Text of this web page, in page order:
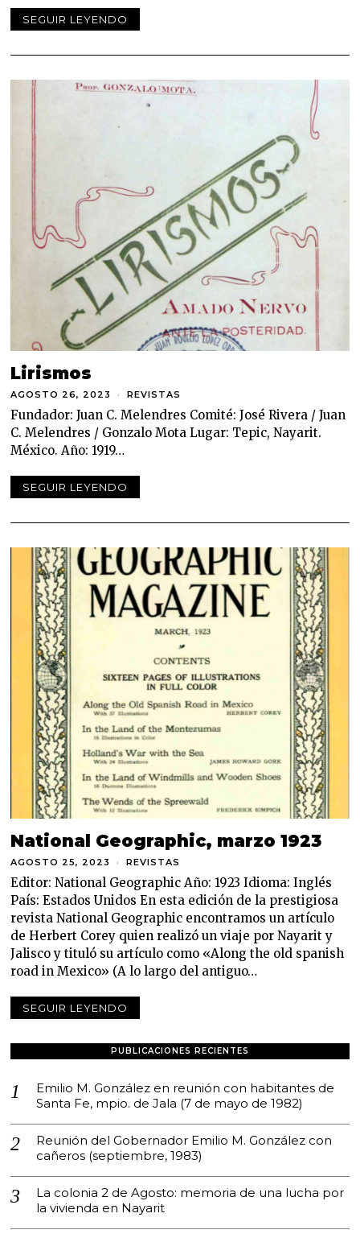
SEGUIR LEYENDO
Lirismos
AGOSTO 26, 2023
A
O
S
O
6
,
2
REVISTAS
Fundador: Juan C. Melendres Comité: José Rivera / Juan
C. Melendres / Gonzalo Mota Lugar: Tepic, Nayarit.
México. Año: 1919…
SEGUIR LEYENDO
National Geographic, marzo 1923
AGOSTO 25, 2023
A
O
S
O
2
8
,
2
2
3
REVISTAS
Editor: National Geographic Año: 1923 Idioma: Inglés
País: Estados Unidos En esta edición de la prestigiosa
revista National Geographic encontramos un artículo
de Herbert Corey quien realizó un viaje por Nayarit y
Jalisco y tituló su artículo como «Along the old spanish
road in Mexico» (A lo largo del antiguo…
SEGUIR LEYENDO
PUBLICACIONES RECIENTES
Emilio M. González en reunión con habitantes de
Santa Fe, mpio. de Jala (7 de mayo de 1982)
Reunión del Gobernador Emilio M. González con
cañeros (septiembre, 1983)
La colonia 2 de Agosto: memoria de una lucha por
la vivienda en Nayarit